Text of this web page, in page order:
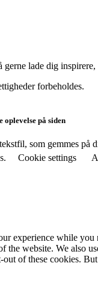
lade dig
forbeholdes.
oplevelse på siden
som gemmes
Cookie settings
experience while you
website. We also
of these cookies.